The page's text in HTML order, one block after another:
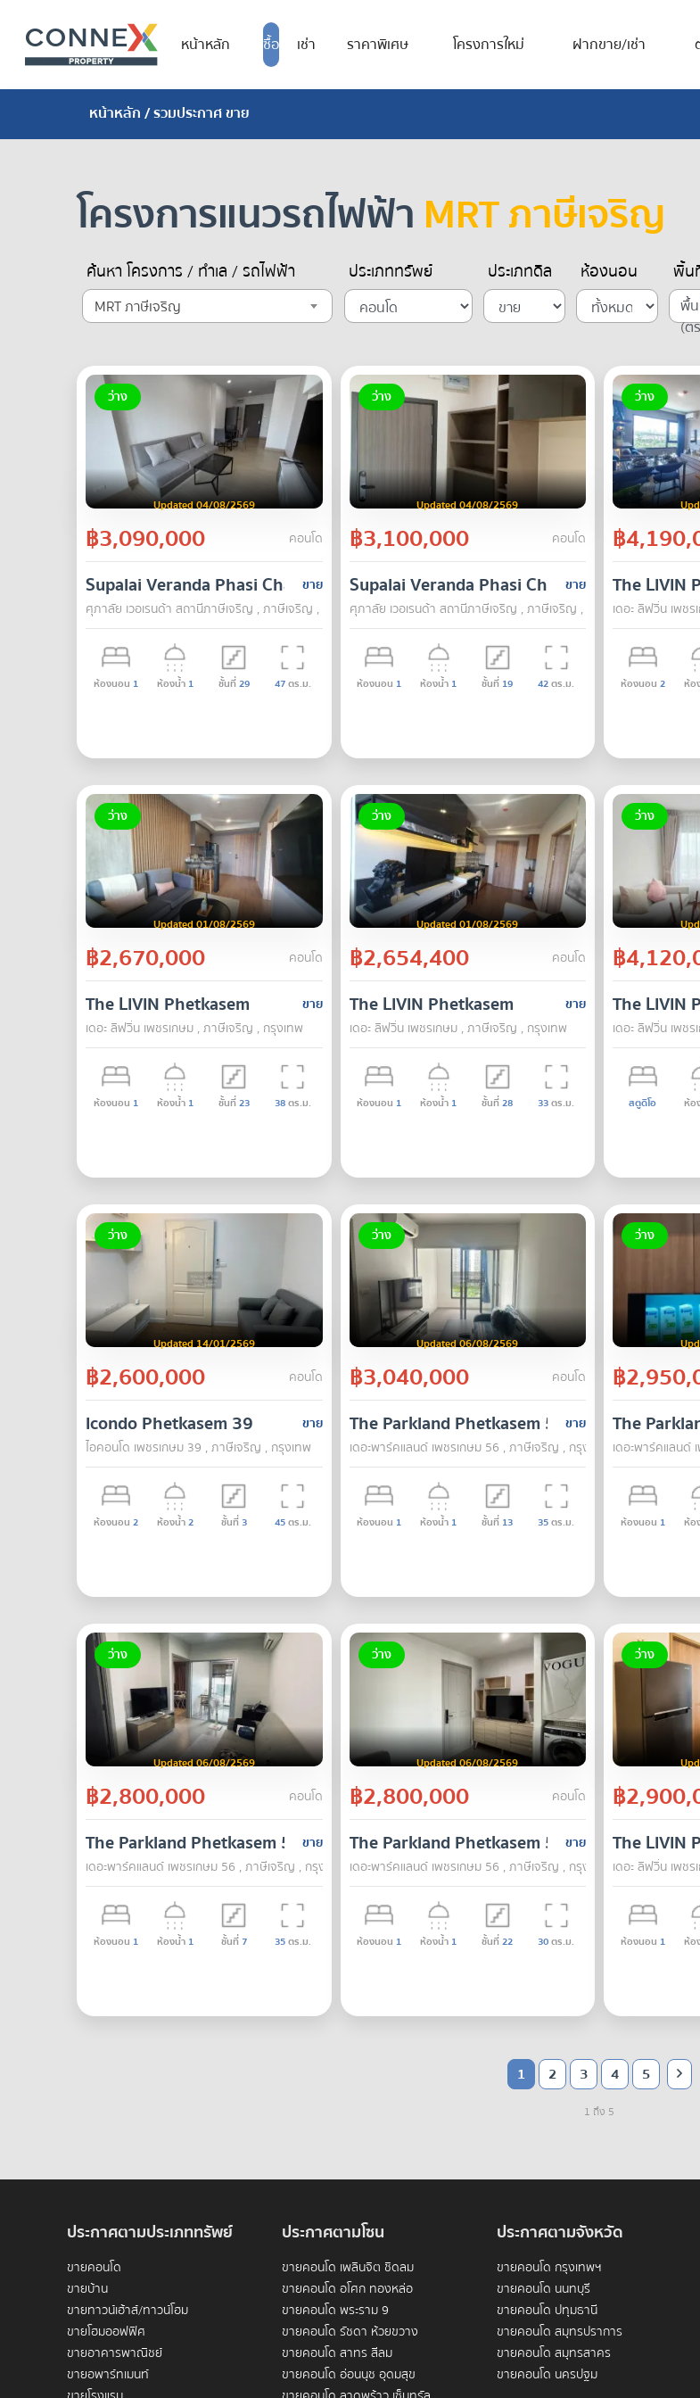
หน้าหลัก ซื้อ เช่า ราคาพิเศษ โครงการใหม่ ฝากขาย/เช่า
หน้าหลัก/ รวมประกาศ ขาย
โครงการแนวรถไฟฟ้า MRT ภาษีเจริญ
ค้นหา โครงการ / ทำเล / รถไฟฟ้า
MRT ภาษีเจริญ
ประเภททรัพย์ ประเภทดีล ห้องนอน พื้น
พื้
(ต
ว่าง
Updated 04/08/2569
฿3,090,000 คอนโด
ขาย
Supalai Veranda Phasi Charoen Station
ศุภาลัย เวอเรนด้า สถานีภาษีเจริญ , ภาษีเจริญ , กรุงเทพ
ห้องนอน 1 ห้องน้ำ 1 ชั้นที่29 47ตร.ม.
ว่าง
Updated 04/08/2569
฿3,100,000 คอนโด
ขาย
Supalai Veranda Phasi Charoen Station
ศุภาลัย เวอเรนด้า สถานีภาษีเจริญ , ภาษีเจริญ , กรุงเทพ
ห้องนอน 1 ห้องน้ำ 1 ชั้นที่ 19 42ตร.ม.
ว่าง
฿
The LIVIN
เดอะ ลิฟวิ่น เพช
ห้องนอน 2 ห้อ
ว่าง
Updated 01/08/2569
฿2,670,000 คอนโด
ขาย
The LIVIN Phetkasem
เดอะ ลิฟวิ่น เพชรเกษม , ภาษีเจริญ , กรุงเทพ
ห้องนอน 1 ห้องน้ำ 1 ชั้นที่23 38ตร.ม.
ว่าง
Updated 01/08/2569
฿2,654,400 คอนโด
ขาย
The LIVIN Phetkasem
เดอะ ลิฟวิ่น เพชรเกษม , ภาษีเจริญ , กรุงเทพ
ห้องนอน 1 ห้องน้ำ 1 ชั้นที่28 33ตร.ม.
ว่าง
฿
The LIVIN
เดอะ ลิฟวิ่น เพช
สตูดิโอ ห้อ
ว่าง
Updated 14/01/2569
฿2,600,000 คอนโด
ขาย
Icondo Phetkasem 39
ไอคอนโด เพชรเกษม 39 , ภาษีเจริญ , กรุงเทพ
ห้องนอน 2 ห้องน้ำ2 ชั้นที่3 45ตร.ม.
ว่าง
Updated 06/08/2569
฿3,040,000 คอนโด
ขาย
The Parkland Phetkasem 56
เดอะพาร์คแลนด์ เพชรเกษม 56 , ภาษีเจริญ , กรุงเทพ
ห้องนอน 1 ห้องน้ำ 1 ชั้นที่ 13 35ตร.ม.
ว่าง
฿
The
เดอะพาร์คแลนด์
ห้องนอน 1 ห้อ
ว่าง
Updated 06/08/2569
฿2,800,000 คอนโด
ขาย
The Parkland Phetkasem 56
เดอะพาร์คแลนด์ เพชรเกษม 56 , ภาษีเจริญ , กรุงเทพ
ห้องนอน 1 ห้องน้ำ 1 ชั้นที่7 35ตร.ม.
ว่าง
Updated 06/08/2569
฿2,800,000 คอนโด
ขาย
The Parkland Phetkasem 56
เดอะพาร์คแลนด์ เพชรเกษม 56 , ภาษีเจริญ , กรุงเทพ
ห้องนอน 1 ห้องน้ำ 1 ชั้นที่22 30ตร.ม.
ว่าง
฿
The LIVIN
เดอะ ลิฟวิ่น เพช
ห้องนอน 1 ห้อ
1 2 3 4 5
1 ถึง 5
ประกาศตามประเภททรัพย์
ขายคอนโด
ขายบ้าน
ขายทาวน์เฮ้าส์/ทาวน์โฮม
ขายโฮมออฟฟิศ
ขายอาคารพาณิชย์
ขายอพาร์ทเมนท์
ประกาศตามโซน
ขายคอนโด เพลินจิต ชิดลม
ขายคอนโด อโศก ทองหล่อ
ขายคอนโด พระราม 9
ขายคอนโด รัชดา ห้วยขวาง
ขายคอนโด สาทร สีลม
ขายคอนโด อ่อนนุช อุดมสุข
ประกาศตามจังหวัด
ขายคอนโด กรุงเทพฯ
ขายคอนโด นนทบุรี
ขายคอนโด ปทุมธานี
ขายคอนโด สมุทรปราการ
ขายคอนโด สมุทรสาคร
ขายคอนโด นครปฐม